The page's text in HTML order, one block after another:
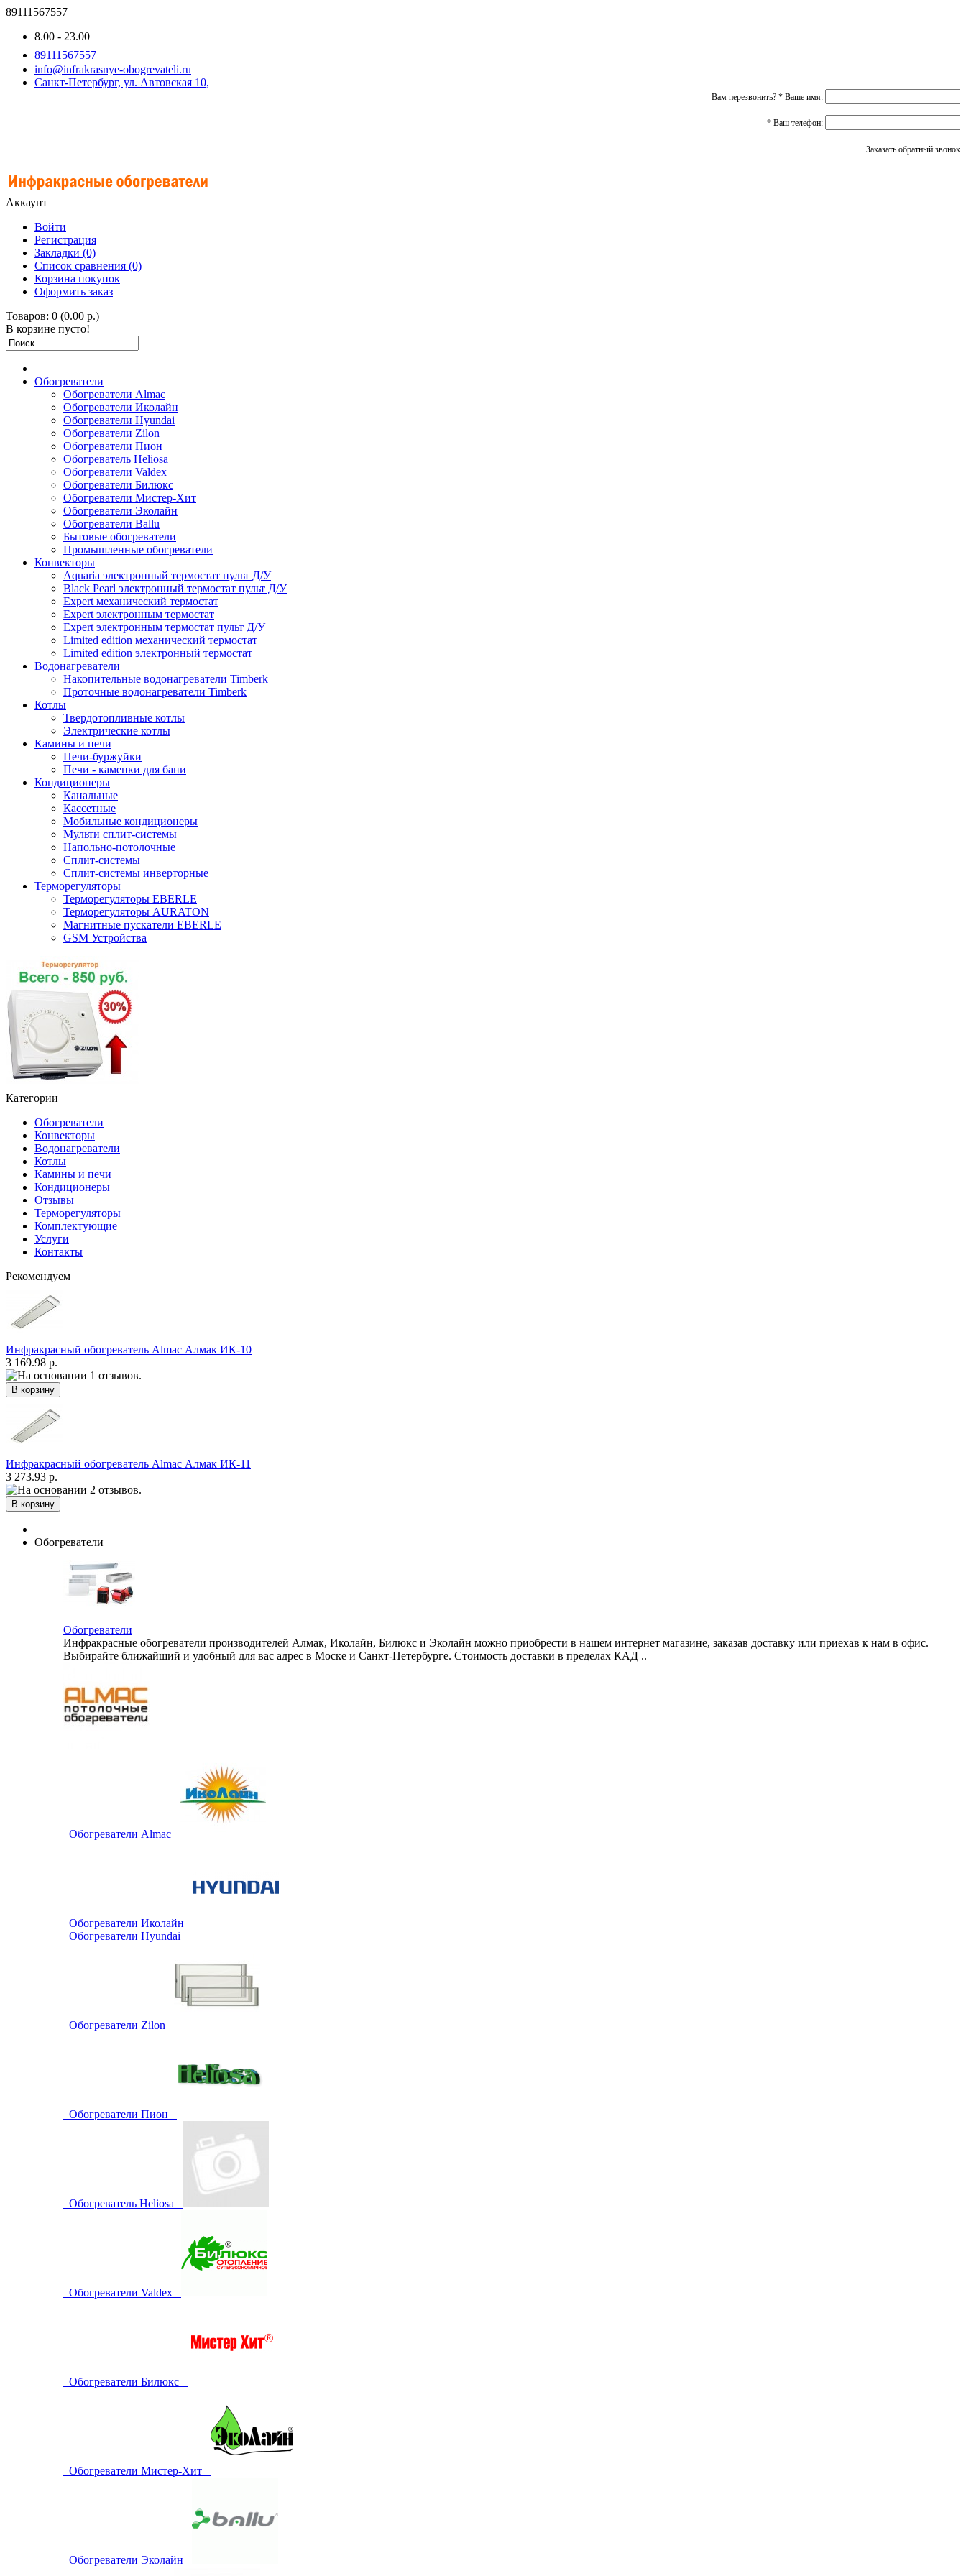
89111567557
8.00 - 23.00
89111567557
info@infrakrasnye-obogrevateli.ru
Санкт-Петербург, ул. Автовская 10,
Вам перезвонить? * Ваше имя:
* Ваш телефон:
Заказать обратный звонок
Аккаунт
Войти
Регистрация
Закладки (0)
Список сравнения (0)
Корзина покупок
Оформить заказ
Товаров: 0 (0.00 р.)
В корзине пусто!
Обогреватели
Обогреватели Almac
Обогреватели Иколайн
Обогреватели Hyundai
Обогреватели Zilon
Обогреватели Пион
Обогреватель Heliosa
Обогреватели Valdex
Обогреватели Билюкс
Обогреватели Мистер-Хит
Обогреватели Эколайн
Обогреватели Ballu
Бытовые обогреватели
Промышленные обогреватели
Конвекторы
Aquaria электронный термостат пульт Д/У
Black Pearl электронный термостат пульт Д/У
Expert механический термостат
Expert электронным термостат
Expert электронным термостат пульт Д/У
Limited edition механический термостат
Limited edition электронный термостат
Водонагреватели
Накопительные водонагреватели Timberk
Проточные водонагреватели Timberk
Котлы
Твердотопливные котлы
Электрические котлы
Камины и печи
Печи-буржуйки
Печи - каменки для бани
Кондиционеры
Канальные
Кассетные
Мобильные кондиционеры
Мульти сплит-системы
Напольно-потолочные
Сплит-системы
Сплит-системы инверторные
Терморегуляторы
Терморегуляторы EBERLE
Терморегуляторы AURATON
Магнитные пускатели EBERLE
GSM Устройства
Категории
Обогреватели
Конвекторы
Водонагреватели
Котлы
Камины и печи
Кондиционеры
Отзывы
Терморегуляторы
Комплектующие
Услуги
Контакты
Рекомендуем
Инфракрасный обогреватель Almac Алмак ИК-10
3 169.98 р.
Инфракрасный обогреватель Almac Алмак ИК-11
3 273.93 р.
Обогреватели
Обогреватели
Инфракрасные обогреватели производителей Алмак, Иколайн, Билюкс и Эколайн можно приобрести в нашем интернет магазине, заказав доставку или приехав к нам в офис.
Выбирайте ближайший и удобный для вас адрес в Моске и Санкт-Петербурге. Стоимость доставки в пределах КАД ..
Обогреватели Almac
Обогреватели Иколайн
Обогреватели Hyundai
Обогреватели Zilon
Обогреватели Пион
Обогреватель Heliosa
Обогреватели Valdex
Обогреватели Билюкс
Обогреватели Мистер-Хит
Обогреватели Эколайн